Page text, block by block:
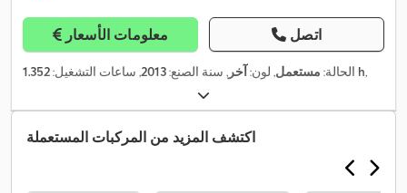
معلومات الأسعار اتصل
الحالة: مستعمل, لون:آخر , سنة الصنع:2013, ساعات التشغيل: 1.352 h,
اكتشف المزيد من المركبات المستعملة